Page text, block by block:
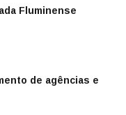
Fluminense
de agências e